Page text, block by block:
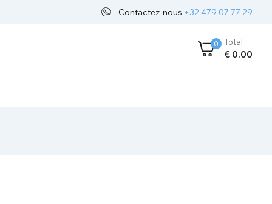
Contactez-nous +32 479 07 77 29
0 Total
€ 0.00